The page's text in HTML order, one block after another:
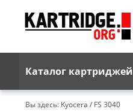
Каталог картриджей
Brother
Вы здесь: Kyocera / FS 3040